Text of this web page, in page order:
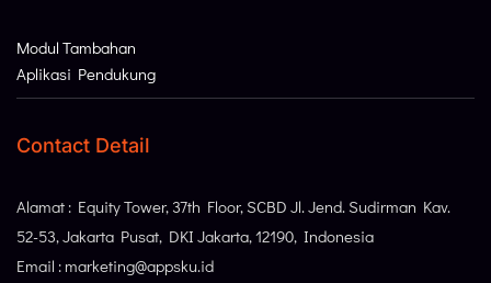
Modul Tambahan
Aplikasi Pendukung
Contact Detail
Alamat : Equity Tower, 37th Floor, SCBD Jl. Jend. Sudirman Kav.
52-53, Jakarta Pusat, DKI Jakarta, 12190, Indonesia
Email : marketing@appsku.id